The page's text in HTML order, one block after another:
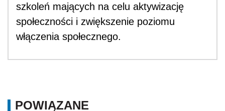
szkoleń mających na celu aktywizację
społeczności i zwiększenie poziomu
włączenia społecznego.
POWIĄZANE